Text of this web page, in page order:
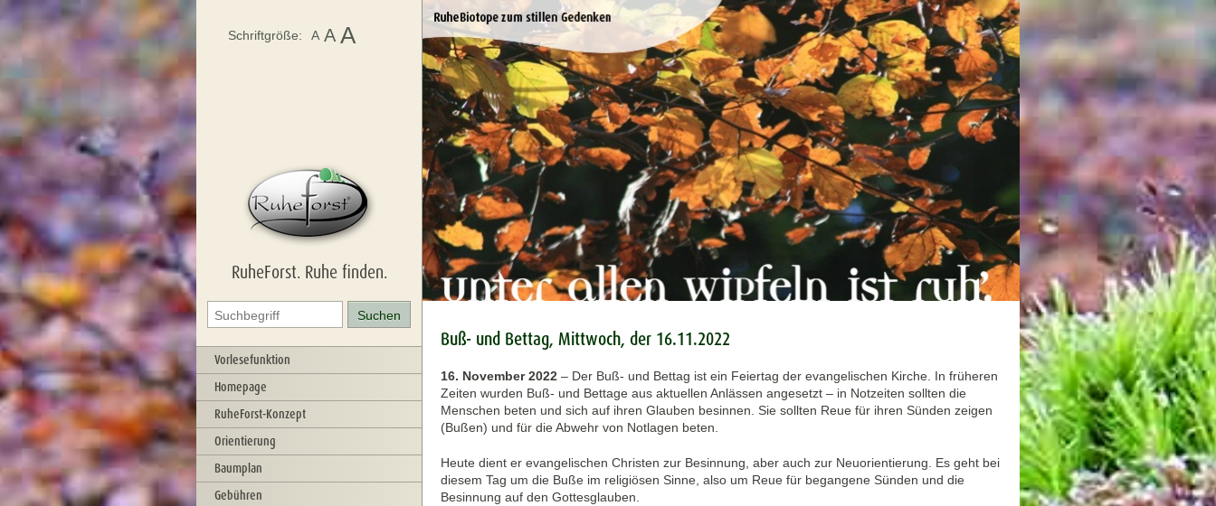
RuheForst. Ruhe finden.
Vorlesefunktion
Homepage
RuheForst-Konzept
Orientierung
Baumplan
Gebühren
Schriftgröße: A A A
Buß- und Bettag, Mittwoch, der 16.11.2022
16. November 2022 – Der Buß- und Bettag ist ein Feiertag der evangelischen Kirche. In früheren
Zeiten wurden Buß- und Bettage aus aktuellen Anlässen angesetzt – in Notzeiten sollten die
Menschen beten und sich auf ihren Glauben besinnen. Sie sollten Reue für ihren Sünden zeigen
(Bußen) und für die Abwehr von Notlagen beten.
Heute dient er evangelischen Christen zur Besinnung, aber auch zur Neuorientierung. Es geht bei
diesem Tag um die Buße im religiösen Sinne, also um Reue für begangene Sünden und die
Besinnung auf den Gottesglauben.